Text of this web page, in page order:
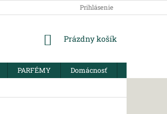
Prihlásenie
NÁKUPNÝ
Prázdny košík
PARFÉMY Domácnosť